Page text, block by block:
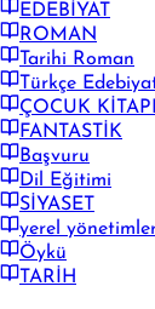
EDEBİYAT
ROMAN
Tarihi Roman
Türkçe
ÇOCUK
FANTASTİK
Başvuru
Dil Eğitimi
SİYASET
yerel
Öykü
TARİH